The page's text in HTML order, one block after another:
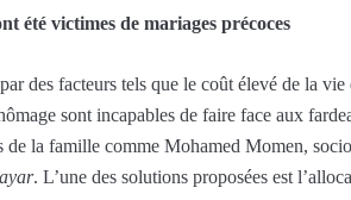
été victimes de mariages précoces
des facteurs tels que le coût élevé de la
sont incapables de faire face aux
de la famille comme Mohamed Momen,
. L’une des solutions proposées est